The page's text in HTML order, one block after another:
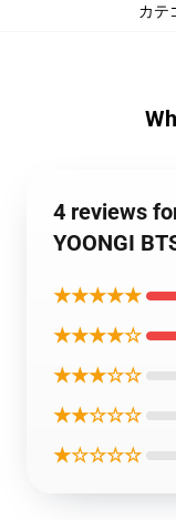
カテ
4 reviews
YOONGI
★★★★★
★★★★☆
★★★☆☆
★★☆☆☆
★☆☆☆☆